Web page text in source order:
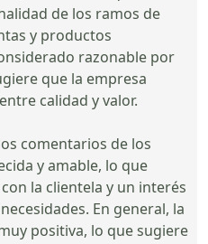
de los ramos de
y productos
razonable por
que la empresa
calidad y valor.
comentarios de los
y amable, lo que
la clientela y un interés
En general, la
positiva, lo que sugiere